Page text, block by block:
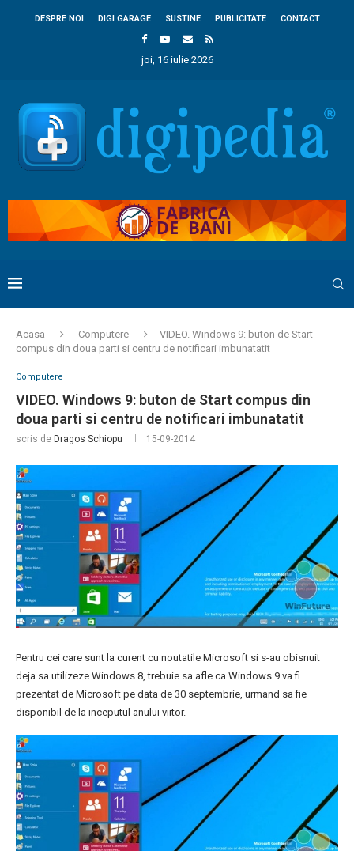
DESPRE NOI DIGI GARAGE SUSTINE PUBLICITATE CONTACT
joi, 16 iulie 2026
Acasa Computere
VIDEO. Windows 9: buton de Start
compus din doua parti si centru de notificari imbunatatit
Computere
VIDEO. Windows 9: buton de Start compus din
doua parti si centru de notificari imbunatatit
scris de Dragos Schiopu 15-09-2014
Pentru cei care sunt la curent cu noutatile Microsoft si s-au obisnuit
deja sa utilizeze Windows 8, trebuie sa afle ca Windows 9 va fi
prezentat de Microsoft pe data de 30 septembrie, urmand sa fie
disponibil de la inceputul anului viitor.